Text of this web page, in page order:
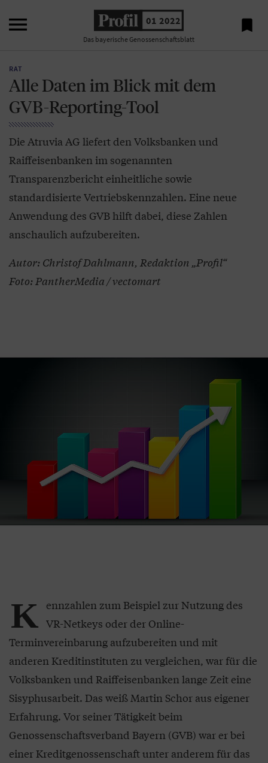
 01 2022
Das bayerische Genossenschaftsblatt

RAT
Alle Daten im Blick mit dem
GVB-Reporting-Tool
Die Atruvia AG liefert den Volksbanken und
Raiffeisenbanken im sogenannten
Transparenzbericht einheitliche sowie
standardisierte Vertriebskennzahlen. Eine neue
Anwendung des GVB hilft dabei, diese Zahlen
anschaulich aufzubereiten.
Autor: Christof Dahlmann, Redaktion „Profil“
Foto: PantherMedia / vectomart
K ennzahlen zum Beispiel zur Nutzung des
VR-Netkeys oder der Online-
Terminvereinbarung aufzubereiten und mit
anderen Kreditinstituten zu vergleichen, war für die
Volksbanken und Raiffeisenbanken lange Zeit eine
Sisyphusarbeit. Das weiß Martin Schor aus eigener
Erfahrung. Vor seiner Tätigkeit beim
Genossenschaftsverband Bayern (GVB) war er bei
einer Kreditgenossenschaft unter anderem für das